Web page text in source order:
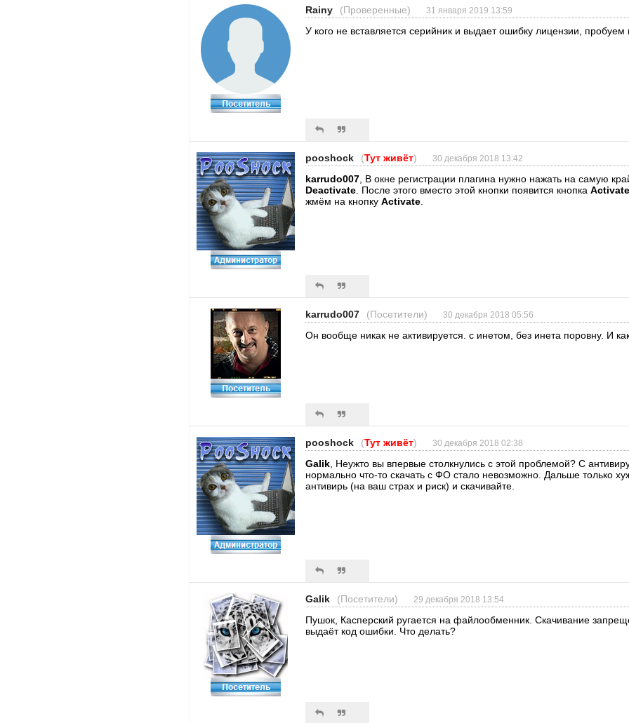
Rainy (Проверенные) 31 января 2019 13:59
У кого не вставляется серийник и выдает ошибку лицензии, пробуем
pooshock (Тут живёт) 30 декабря 2018 13:42
karrudo007 , В окне регистрации плагина нужно нажать на самую
Deactivate . После этого вместо этой кнопки появится кнопка Activate
жмём на кнопку Activate
karrudo007 (Посетители) 30 декабря 2018 05:56
Он вообще никак не активируется. с инетом, без инета поровну. И
pooshock (Тут живёт) 30 декабря 2018 02:38
Galik , Неужто вы впервые столкнулись с этой проблемой? С
нормально что-то скачать с ФО стало невозможно. Дальше только
антивирь (на ваш страх и риск) и скачивайте.
Galik (Посетители) 29 декабря 2018 13:54
Пушок, Касперский ругается на файлообменник. Скачивание
выдаёт код ошибки. Что делать?